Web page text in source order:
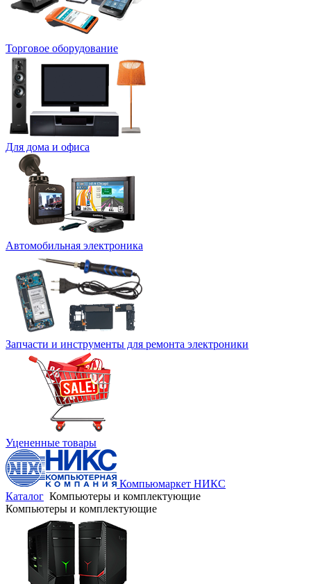
Торговое оборудование
Для дома и офиса
Автомобильная электроника
Запчасти и инструменты для ремонта электроники
Уцененные товары
Компьюмаркет НИКС
Каталог Компьютеры и комплектующие
Компьютеры и комплектующие